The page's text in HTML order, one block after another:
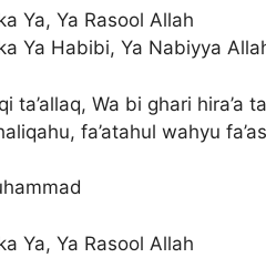
Ya, Ya Rasool Allah
Ya Habibi, Ya Nabiyya
ta’allaq, Wa bi ghari hira’a
fa’atahul wahyu
Ya, Ya Rasool Allah